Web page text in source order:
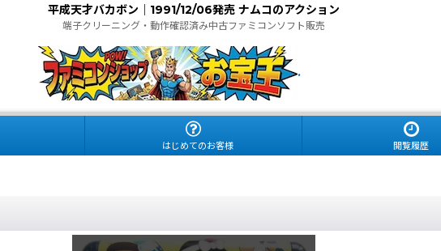
平成天才バカボン｜1991/12/06発売 ナムコのアクション
端子クリーニング・動作確認済み中古ファミコンソフト販売
.
はじめてのお客様 閲覧履歴